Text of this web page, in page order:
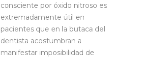
consciente por óxido nitroso es
extremadamente útil en
pacientes que en la butaca del
dentista acostumbran a
manifestar imposibilidad de